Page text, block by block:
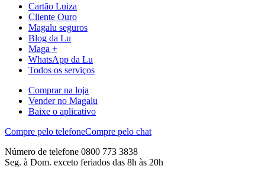
Cartão Luiza
Cliente Ouro
Magalu seguros
Blog da Lu
Maga +
WhatsApp da Lu
Todos os serviços
Comprar na loja
Vender no Magalu
Baixe o aplicativo
Compre pelo telefoneCompre pelo chat
Número de telefone 0800 773 3838
Seg. à Dom. exceto feriados das 8h às 20h